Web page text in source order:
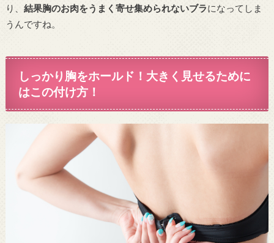
り、 結果胸のお肉をうまく寄せ集められないブラになってしま
うんですね。
しっかり胸をホールド！大きく見せるために
はこの付け方！